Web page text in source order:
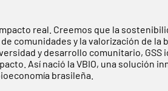
real. Creemos que la
comunidades y la valorización de la
y desarrollo comunitario,
Así nació la VBIO, una solución
brasileña.